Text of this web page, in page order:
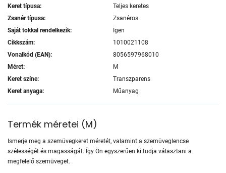
Keret típusa:
Teljes keretes
Zsanér típusa:
Zsanéros
Saját tokkal rendelkezik:
Igen
Cikkszám:
1010021108
Vonalkód (EAN):
8056597968010
Méret:
M
Keret színe:
Transzparens
Keret anyaga:
Műanyag
Termék méretei (M)
Ismerje meg a szemüvegkeret méretét, valamint a szemüveglencse
szélességét és magasságát. Így Ön egyszerűen ki tudja választani a
megfelelő szemüveget.